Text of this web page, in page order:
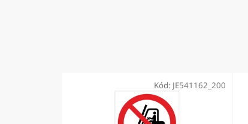
Kód: JE541162_200